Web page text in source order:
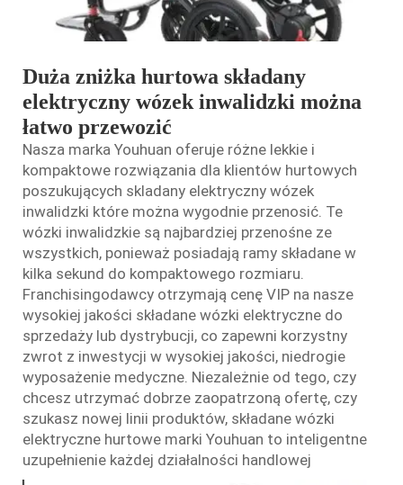
Duża zniżka hurtowa składany
elektryczny wózek inwalidzki można
łatwo przewozić
Nasza marka Youhuan oferuje różne lekkie i
kompaktowe rozwiązania dla klientów hurtowych
poszukujących skladany elektryczny wózek
inwalidzki które można wygodnie przenosić. Te
wózki inwalidzkie są najbardziej przenośne ze
wszystkich, ponieważ posiadają ramy składane w
kilka sekund do kompaktowego rozmiaru.
Franchisingodawcy otrzymają cenę VIP na nasze
wysokiej jakości składane wózki elektryczne do
sprzedaży lub dystrybucji, co zapewni korzystny
zwrot z inwestycji w wysokiej jakości, niedrogie
wyposażenie medyczne. Niezależnie od tego, czy
chcesz utrzymać dobrze zaopatrzoną ofertę, czy
szukasz nowej linii produktów, składane wózki
elektryczne hurtowe marki Youhuan to inteligentne
uzupełnienie każdej działalności handlowej